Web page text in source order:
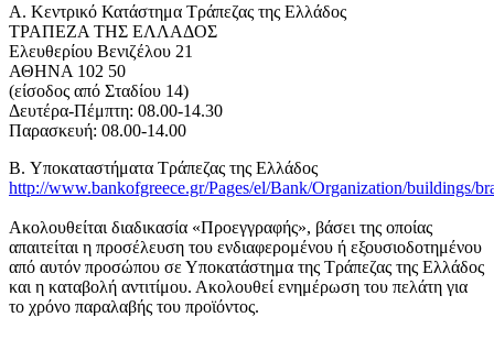
A. Κεντρικό Κατάστημα Τράπεζας της Ελλάδος
ΤΡΑΠΕΖΑ ΤΗΣ ΕΛΛΑΔΟΣ
Ελευθερίου Βενιζέλου 21
ΑΘΗΝΑ 102 50
(είσοδος από Σταδίου 14)
Δευτέρα-Πέμπτη: 08.00-14.30
Παρασκευή: 08.00-14.00
B. Υποκαταστήματα Τράπεζας της Ελλάδος
http://www.bankofgreece.gr/Pages/el/Bank/Organization/buildings/
Ακολουθείται διαδικασία «Προεγγραφής», βάσει της οποίας
απαιτείται η προσέλευση του ενδιαφερομένου ή εξουσιοδοτημένου
από αυτόν προσώπου σε Υποκατάστημα της Τράπεζας της Ελλάδος
και η καταβολή αντιτίμου. Ακολουθεί ενημέρωση του πελάτη για
το χρόνο παραλαβής του προϊόντος.